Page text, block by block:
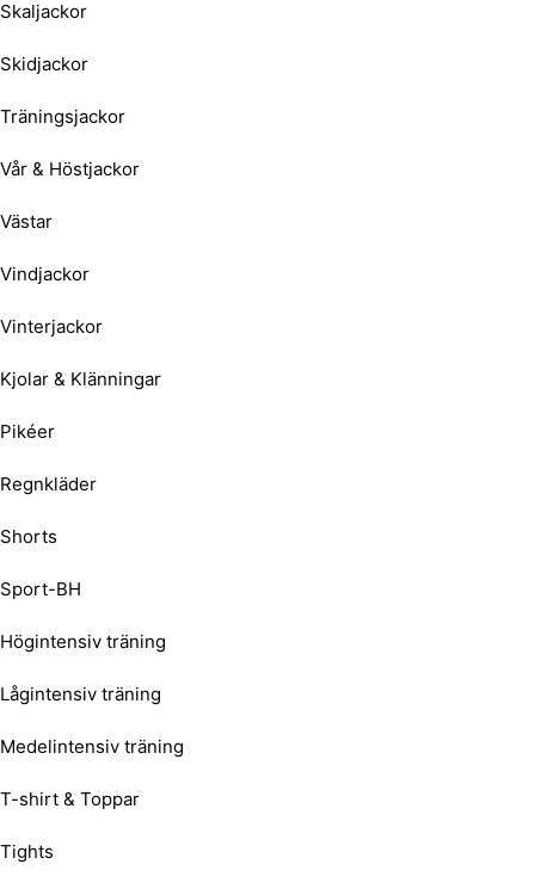
Skaljackor
Skidjackor
Träningsjackor
Vår & Höstjackor
Västar
Vindjackor
Vinterjackor
Kjolar & Klänningar
Pikéer
Regnkläder
Shorts
Sport-BH
Högintensiv träning
Lågintensiv träning
Medelintensiv träning
T-shirt & Toppar
Tights